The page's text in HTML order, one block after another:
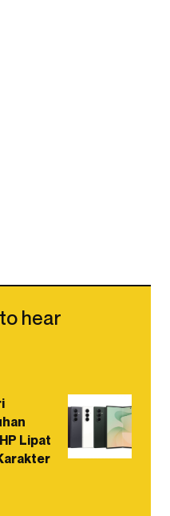
hear
Lipat